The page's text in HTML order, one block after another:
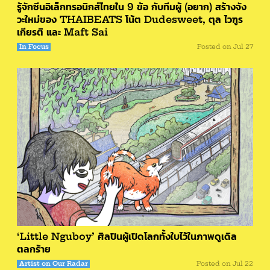
รู้จักซีนอิเล็กทรอนิกส์ไทยใน 9 ข้อ กับทีมผู้ (อยาก) สร้างจัง
วะใหม่ของ THAIBEATS โน้ต Dudesweet, ตุล ไวฑูร
เกียรติ และ Maft Sai
In Focus Posted on Jul 27
‘Little Nguboy’ ศิลปินผู้เปิดโลกทั้งใบไว้ในภาพดูเดิล
ตลกร้าย
Artist on Our Radar Posted on Jul 22